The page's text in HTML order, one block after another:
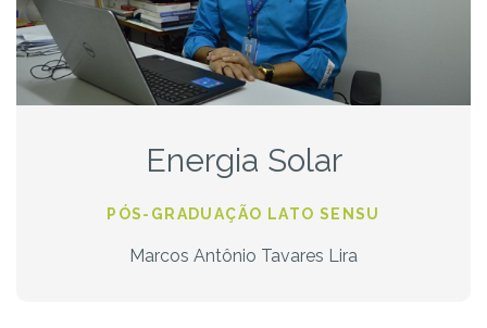
Energia Solar
PÓS-GRADUAÇÃO LATO SENSU
Marcos Antônio Tavares Lira